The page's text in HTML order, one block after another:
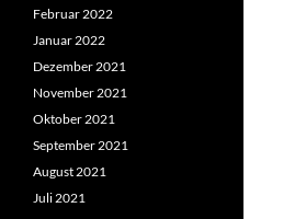
Februar 2022
Januar 2022
Dezember 2021
November 2021
Oktober 2021
September 2021
August 2021
Juli 2021